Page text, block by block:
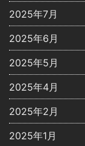
2025年7月
2025年6月
2025年5月
2025年4月
2025年2月
2025年1月